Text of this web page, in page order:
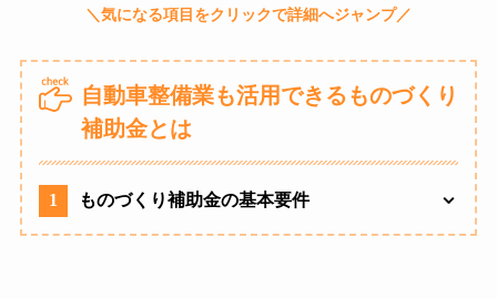
自動車整備業も活用できるものづくり
補助金とは
1 ものづくり補助金の基本要件